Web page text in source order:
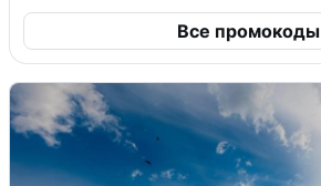
Все промокоды